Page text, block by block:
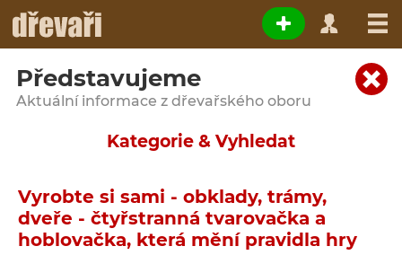
Představujeme
Aktuální informace z dřevařského oboru
Kategorie & Vyhledat
Vyrobte si sami - obklady, trámy,
dveře - čtyřstranná tvarovačka a
hoblovačka, která mění pravidla hry